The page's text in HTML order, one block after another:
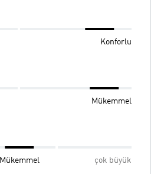
Konforlu
Mükemmel
Mükemmel çok büyük